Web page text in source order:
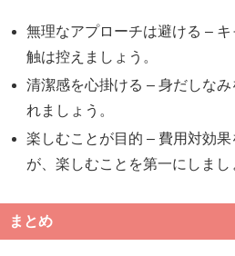
無理なアプローチは避ける –
触は控えましょう。
清潔感を心掛ける – 身だしな
れましょう。
楽しむことが目的 – 費用対効
が、楽しむことを第一にしまし
まとめ